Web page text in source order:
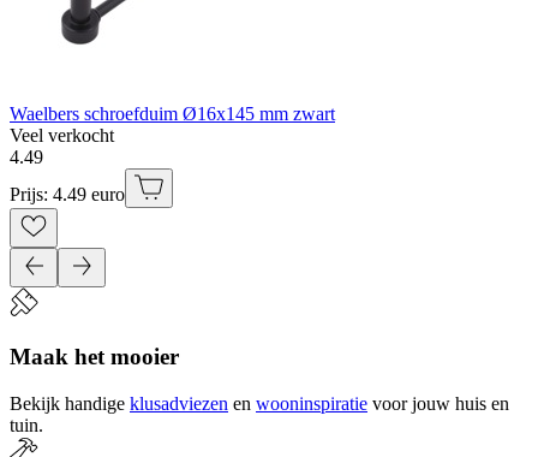
Waelbers schroefduim Ø16x145 mm zwart
Veel verkocht
4.49
Prijs: 4.49 euro
Maak het mooier
Bekijk handige klusadviezen en wooninspiratie voor jouw huis en
tuin.